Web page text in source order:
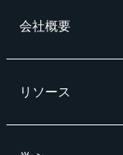
会社概要
リソース